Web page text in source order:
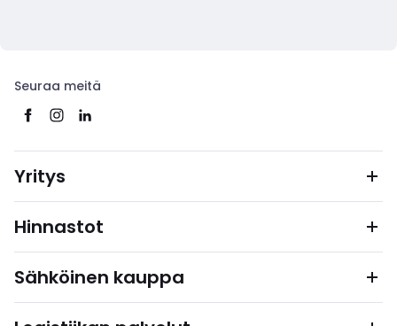
Seuraa meitä
Yritys
Hinnastot
Sähköinen kauppa